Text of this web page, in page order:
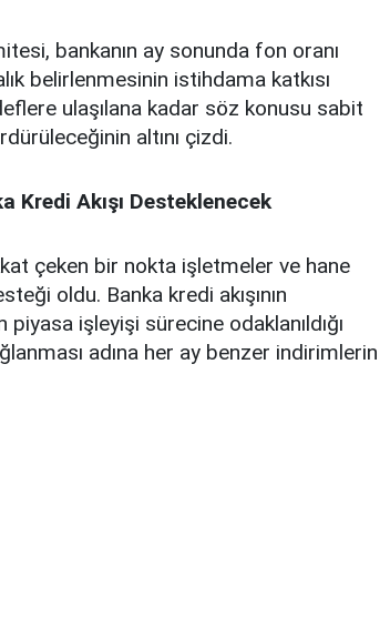
bankanın ay sonunda fon oranı
belirlenmesinin istihdama katkısı
ulaşılana kadar söz konusu sabit
altını çizdi.
Kredi Akışı Desteklenecek
çeken bir nokta işletmeler ve hane
oldu. Banka kredi akışının
işleyişi sürecine odaklanıldığı
adına her ay benzer indirimlerin